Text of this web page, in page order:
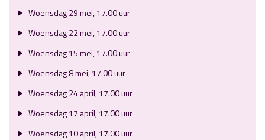
Woensdag 29 mei, 17.00 uur
Woensdag 22 mei, 17.00 uur
Woensdag 15 mei, 17.00 uur
Woensdag 8 mei, 17.00 uur
Woensdag 24 april, 17.00 uur
Woensdag 17 april, 17.00 uur
Woensdag 10 april, 17.00 uur